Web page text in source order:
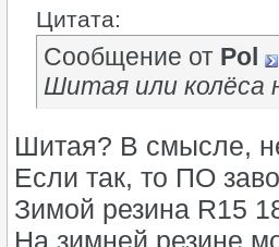
Цитата:
Сообщение от Pol
Шитая или колёса
Шитая? В смысле,
Если так, то ПО
Зимой резина R15
На зимней резине